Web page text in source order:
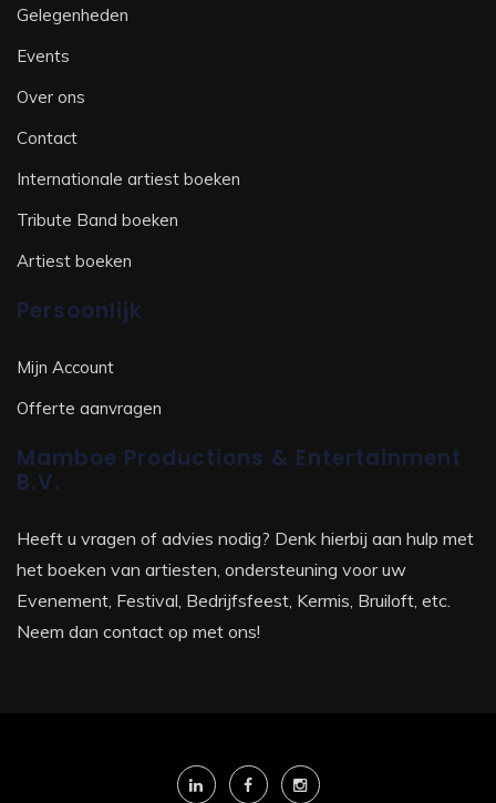
Gelegenheden
Events
Over ons
Contact
Internationale artiest boeken
Tribute Band boeken
Artiest boeken
Persoonlijk
Mijn Account
Offerte aanvragen
Mamboe Productions & Entertainment
B.V.
Heeft u vragen of advies nodig? Denk hierbij aan hulp met
het boeken van artiesten, ondersteuning voor uw
Evenement, Festival, Bedrijfsfeest, Kermis, Bruiloft, etc.
Neem dan contact op met ons!